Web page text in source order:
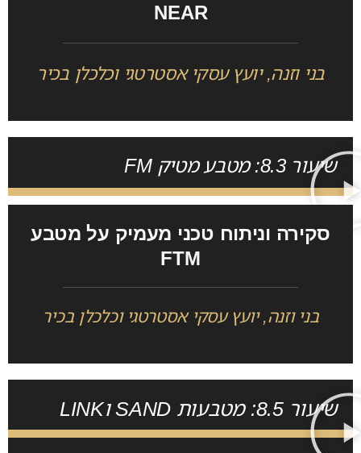
NEAR
בני וזנה, יועץ עסקי אסטרטגי וכלכלן בכיר
שיעור 8.3: מטבע מטיק FM
סקירה וניתוח טכני מעמיק על מטבע
FTM
בני וזנה, יועץ עסקי אסטרטגי וכלכלן בכיר
שיעור 8.5: מטבעות SAND וLINK